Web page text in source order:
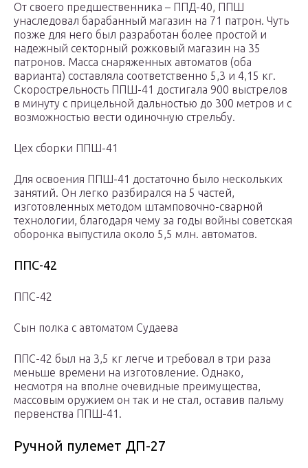
От своего предшественника – ППД-40, ППШ
унаследовал барабанный магазин на 71 патрон. Чуть
позже для него был разработан более простой и
надежный секторный рожковый магазин на 35
патронов. Масса снаряженных автоматов (оба
варианта) составляла соответственно 5,3 и 4,15 кг.
Скорострельность ППШ-41 достигала 900 выстрелов
в минуту с прицельной дальностью до 300 метров и с
возможностью вести одиночную стрельбу.
Цех сборки ППШ-41
Для освоения ППШ-41 достаточно было нескольких
занятий. Он легко разбирался на 5 частей,
изготовленных методом штамповочно-сварной
технологии, благодаря чему за годы войны советская
оборонка выпустила около 5,5 млн. автоматов.
ППС-42
ППС-42
Сын полка с автоматом Судаева
ППС-42 был на 3,5 кг легче и требовал в три раза
меньше времени на изготовление. Однако,
несмотря на вполне очевидные преимущества,
массовым оружием он так и не стал, оставив пальму
первенства ППШ-41.
Ручной пулемет ДП-27